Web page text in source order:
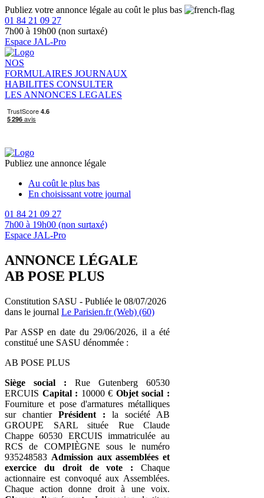
Publiez votre annonce légale au coût le plus bas
01 84 21 09 27
7h00 à 19h00 (non surtaxé)
Espace JAL-Pro
NOS
FORMULAIRES JOURNAUX
HABILITES CONSULTER
LES ANNONCES LEGALES
Publiez une annonce légale
Au coût le plus bas
En choisissant votre journal
01 84 21 09 27
7h00 à 19h00 (non surtaxé)
Espace JAL-Pro
ANNONCE LÉGALE
AB POSE PLUS
Constitution SASU - Publiée le 08/07/2026
dans le journal Le Parisien.fr (Web) (60)
Par ASSP en date du 29/06/2026, il a été
constitué une SASU dénommée :
AB POSE PLUS
Siège social : Rue Gutenberg 60530
ERCUIS Capital : 10000 € Objet social :
Fourniture et pose d'armatures métalliques
sur chantier Président : la société AB
GROUPE SARL située Rue Claude
Chappe 60530 ERCUIS immatriculée au
RCS de COMPIÈGNE sous le numéro
935248583 Admission aux assemblées et
exercice du droit de vote : Chaque
actionnaire est convoqué aux Assemblées.
Chaque action donne droit à une voix.